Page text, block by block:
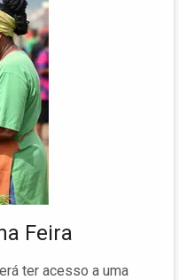
Feira
ter acesso a uma